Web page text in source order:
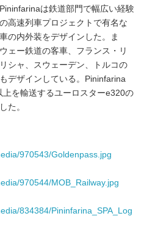
は鉄道部門で幅広い経験
高速列車プロジェクトで有名な
の内外装をデザインした。ま
ェー鉄道の客車、フランス・リ
シャ、スウェーデン、トルコの
デザインしている。Pininfarina
を輸送するユーロスターe320の
た。
970543/Goldenpass.jpg
970544/MOB_Railway.jpg
834384/Pininfarina_SPA_Log